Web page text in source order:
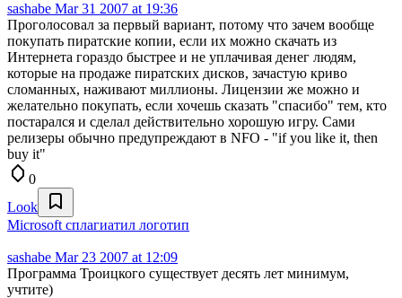
sashabe Mar 31 2007 at 19:36
Проголосовал за первый вариант, потому что зачем вообще
покупать пиратские копии, если их можно скачать из
Интернета гораздо быстрее и не уплачивая денег людям,
которые на продаже пиратских дисков, зачастую криво
сломанных, наживают миллионы. Лицензии же можно и
желательно покупать, если хочешь сказать "спасибо" тем, кто
постарался и сделал действительно хорошую игру. Сами
релизеры обычно предупреждают в NFO - "if you like it, then
buy it"
0
Look
Microsoft сплагиатил логотип
sashabe Mar 23 2007 at 12:09
Программа Троицкого существует десять лет минимум,
учтите)